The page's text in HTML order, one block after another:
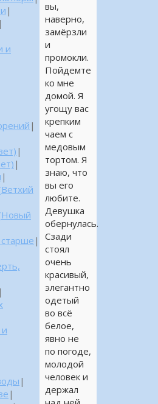
вы,
наверно,
замёрзли
и
промокли.
Пойдемте
ко мне
домой. Я
угощу вас
крепким
чаем с
медовым
тортом. Я
знаю, что
вы его
любите.
Девушка
обернулась.
Сзади
стоял
очень
красивый,
элегантно
одетый
во всё
белое,
явно не
по погоде,
молодой
человек и
держал
|
|
и
|
|
|
|
|
|
|
|